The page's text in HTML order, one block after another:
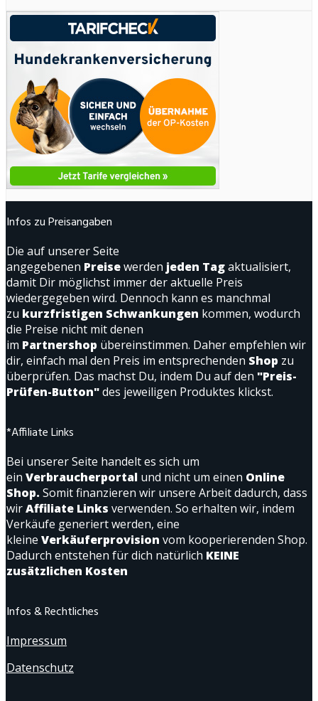
Infos zu Preisangaben
Die auf unserer Seite
angegebenen Preisewerden jeden Tagaktualisiert,
damit Dir möglichst immer der aktuelle Preis
wiedergegeben wird. Dennoch kann es manchmal
zu kurzfristigen Schwankungen kommen, wodurch
die Preise nicht mit denen
im Partnershop übereinstimmen. Daher empfehlen wir
dir, einfach mal den Preis im entsprechenden Shop zu
überprüfen. Das machst Du, indem Du auf den "Preis-
Prüfen-Button"des jeweiligen Produktes klickst.
*Affiliate Links
Bei unserer Seite handelt es sich um
ein Verbraucherportal und nicht um einen Online
Shop. Somit finanzieren wir unsere Arbeit dadurch, dass
wirAffiliate Links verwenden. So erhalten wir, indem
Verkäufe generiert werden, eine
kleine Verkäuferprovision vom kooperierenden Shop.
Dadurch entstehen für dich natürlich KEINE
zusätzlichen Kosten
Infos & Rechtliches
Impressum
Datenschutz